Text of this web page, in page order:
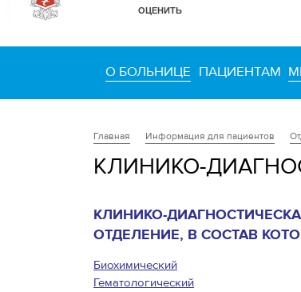
О БОЛЬНИЦЕ ПАЦИЕНТАМ
Главная Информация для пациентов
КЛИНИКО-
КЛИНИКО-
ОТДЕЛЕНИЕ, В СОСТАВ
Биохимический
Гематологический